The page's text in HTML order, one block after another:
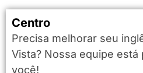
Centro
Precisa melhorar seu
Vista? Nossa equipe está
você!